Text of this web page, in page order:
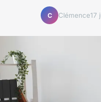
C Clémence17